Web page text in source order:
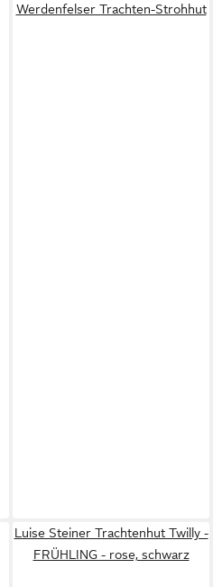
Werdenfelser Trachten-Strohhut
Luise Steiner Trachtenhut Twilly -
FRÜHLING - rose, schwarz